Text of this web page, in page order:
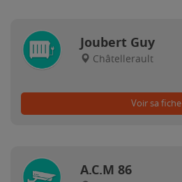
Joubert Guy
Châtellerault
Voir sa fiche
A.C.M 86